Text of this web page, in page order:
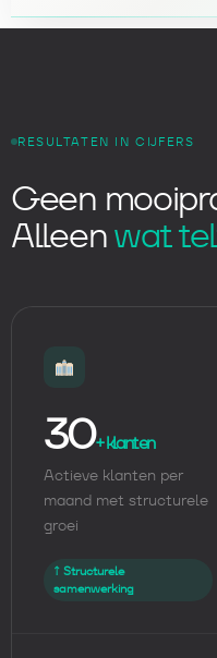
RESULTATEN IN CIJFERS
Geen
Alleenwat
30+ klanten
Actieve klanten per
maand met structurele
groei
↑ Structurele
samenwerking